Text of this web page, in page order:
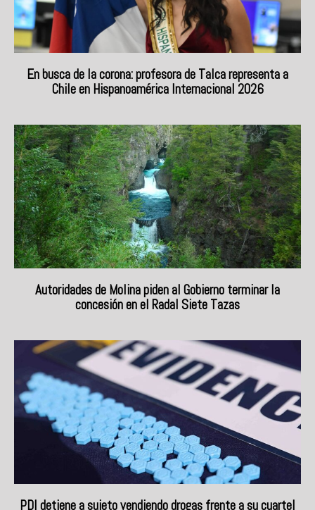
En busca de la corona: profesora de Talca representa a
Chile en Hispanoamérica Internacional 2026
Autoridades de Molina piden al Gobierno terminar la
concesión en el Radal Siete Tazas
PDI detiene a sujeto vendiendo drogas frente a su cuartel